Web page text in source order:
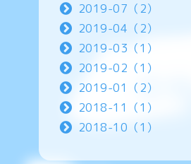
2019-07（2）
2019-04（2）
2019-03（1）
2019-02（1）
2019-01（2）
2018-11（1）
2018-10（1）